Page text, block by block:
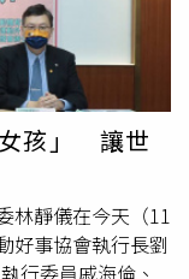
女孩」 讓世
林靜儀在今天（11
好事協會執行長劉